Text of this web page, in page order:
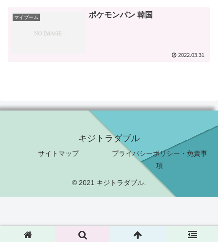
マイブーム ポケモンパン 韓国
2022.03.31
キジトラダブル
サイトマップ
プライバシーポリシー・免責事
項
© 2021 キジトラダブル.